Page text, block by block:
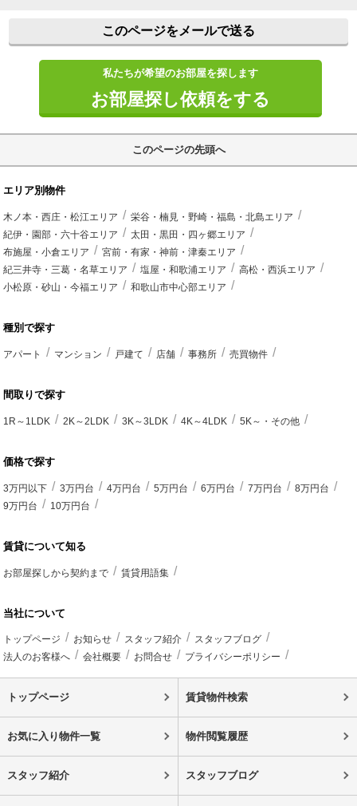
このページをメールで送る
私たちが希望のお部屋を探します
お部屋探し依頼をする
このページの先頭へ
エリア別物件
木ノ本・西庄・松江エリア
栄谷・楠見・野崎・福島・北島エリア
紀伊・園部・六十谷エリア
太田・黒田・四ヶ郷エリア
布施屋・小倉エリア
宮前・有家・神前・津秦エリア
紀三井寺・三葛・名草エリア
塩屋・和歌浦エリア
高松・西浜エリア
小松原・砂山・今福エリア
和歌山市中心部エリア
種別で探す
アパート マンション 戸建て 店舗 事務所 売買物件
間取りで探す
1R～1LDK 2K～2LDK 3K～3LDK 4K～4LDK 5K～・その他
価格で探す
3万円以下 3万円台 4万円台 5万円台 6万円台 7万円台
8万円台
9万円台
10万円台
賃貸について知る
お部屋探しから契約まで 賃貸用語集
当社について
トップページ お知らせ スタッフ紹介
スタッフブログ
法人のお客様へ
会社概要 お問合せ プライバシーポリシー
トップページ 賃貸物件検索
お気に入り物件一覧 物件閲覧履歴
スタッフ紹介 スタッフブログ